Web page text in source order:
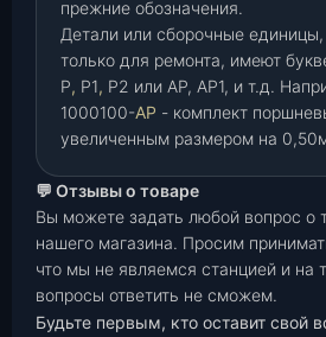
прежние обозначения.
Детали или сборочные
только для ремонта, имеют
Р, Р1, Р2 или АР, АР1, и т.д.
1000100-АР - комплект
увеличенным размером на
💬 Отзывы о товаре
Вы можете задать любой вопрос о
нашего магазина. Просим
что мы не являемся станцией и на
вопросы ответить не сможем.
Будьте первым, кто оставит свой